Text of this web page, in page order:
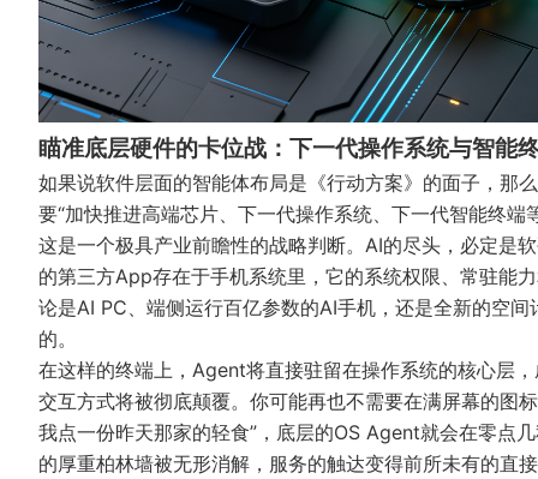
瞄准底层硬件的卡位战：下一代操作系统与智能
如果说软件层面的智能体布局是《行动方案》的面子，那
要“加快推进高端芯片、下一代操作系统、下一代智能终端
这是一个极具产业前瞻性的战略判断。AI的尽头，必定是
的第三方App存在于手机系统里，它的系统权限、常驻
论是AI PC、端侧运行百亿参数的AI手机，还是全新的空
的。
在这样的终端上，Agent将直接驻留在操作系统的核心层
交互方式将被彻底颠覆。你可能再也不需要在满屏幕的图
我点一份昨天那家的轻食”，底层的OS Agent就会在零点
的厚重柏林墙被无形消解，服务的触达变得前所未有的直